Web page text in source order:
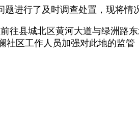
进行了及时调查处置，现将情
县城北区黄河大道与绿洲路
区工作人员加强对此地的监